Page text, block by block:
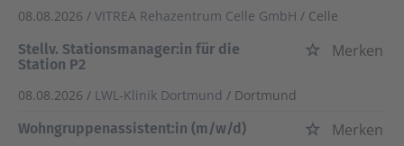
08.08.2026 / VITREA Rehazentrum Celle GmbH / Celle
Stellv. Stationsmanager:in für die
Station P2
Merken
08.08.2026 / LWL-Klinik Dortmund / Dortmund
Wohngruppenassistent:in (m/w/d)
Merken